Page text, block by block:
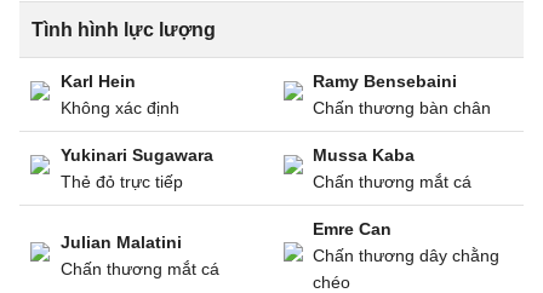
Tình hình lực lượng
Karl Hein
Không xác định
Ramy Bensebaini
Chấn thương bàn chân
Yukinari Sugawara
Thẻ đỏ trực tiếp
Mussa Kaba
Chấn thương mắt cá
Julian Malatini
Chấn thương mắt cá
Emre Can
Chấn thương dây chằng
chéo